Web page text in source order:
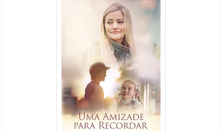
Uma Amizade para Recordar
Torrent (2025) WEB-DL 1080p
Dual Áudio